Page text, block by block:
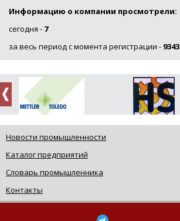
Информацию о компании просмотрели:
сегодня - 7
за весь период с момента регистрации - 9343
Новости промышленности
Каталог предприятий
Словарь промышленника
Контакты